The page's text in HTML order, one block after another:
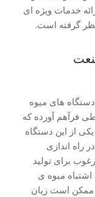
خدمات ویژه ای
گرفته است.
های میوه
فرآهم آورده که
از این دستگاه
راه اندازی
برای تولید
میوه ی
ممکن است زیان